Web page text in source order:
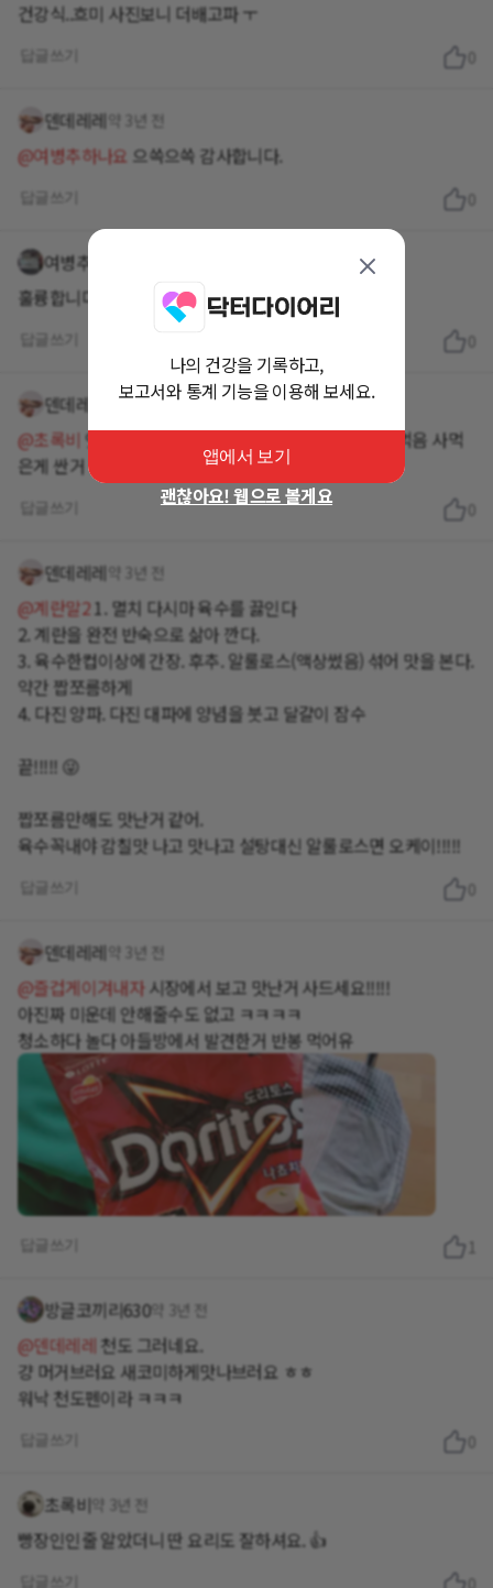
건강식..흐미 사진보니 더배고파 ㅜ
덴데레레 약 3년 전
@여병추하나요 으쓱으쓱 감사합니다.
여병추하나요
훌륭합니다
덴데레레 약 3년 전
@초록비 엇. 나물 사왔어요. 나물은 만드는거보다 혼자먹음 사먹
은게 싼거 같아요 ㅋㅋㅋ
덴데레레 약 3년 전
@계란말21. 멸치 다시마 육수를 끓인다
2. 계란을 완전 반숙으로 삶아 깐다.
3. 육수한컵이상에 간장. 후추. 알룰로스(액상썼음) 섞어 맛을 본다.
약간 짭쪼름하게
4. 다진 양파. 다진 대파에 양념을 붓고 달걀이 잠수
끝!!!!! 😜
짭쪼름만해도 맛난거 같어.
육수꼭내야 감칠맛 나고 맛나고 설탕대신 알룰로스면 오케이!!!!!
덴데레레 약 3년 전
@즐겁게이겨내자 시장에서 보고 맛난거 사드세요!!!!!
아진짜 미운데 안해줄수도 없고 ㅋㅋㅋㅋ
1
방글코끼리630약 3년 전
@덴데레레 천도 그러네요.
걍 머거브러요 새코미하게맛나브러요 ㅎㅎ
워낙 천도펜이라 ㅋㅋㅋ
초록비 약 3년 전
빵장인인줄 알았더니 딴 요리도 잘하셔요. 👍
나의 건강을 기록하고,
보고서와 통계 기능을 이용해 보세요.
앱에서 보기
괜찮아요! 웹으로 볼게요